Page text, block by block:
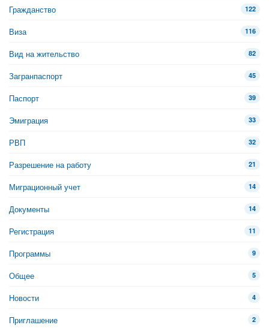
Гражданство 122
Виза 116
Вид на жительство 82
Загранпаспорт 45
Паспорт 39
Эмиграция 33
РВП 32
Разрешение на работу 21
Миграционный учет 14
Документы 14
Регистрация 11
Программы 9
Общее 5
Новости 4
Приглашение 2